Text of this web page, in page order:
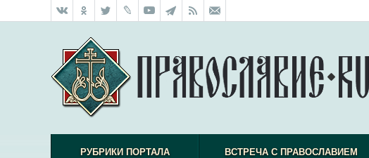
РУБРИКИ ПОРТАЛА ВСТРЕЧА С ПРАВОСЛАВИЕМ